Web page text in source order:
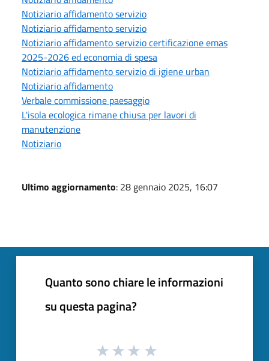
Notiziario affidamento servizio
Notiziario affidamento servizio
Notiziario affidamento servizio certificazione emas
2025-2026 ed economia di spesa
Notiziario affidamento servizio di igiene urban
Notiziario affidamento
Verbale commissione paesaggio
L'isola ecologica rimane chiusa per lavori di
manutenzione
Notiziario
Ultimo aggiornamento: 28 gennaio 2025, 16:07
Quanto sono chiare le informazioni
su questa pagina?